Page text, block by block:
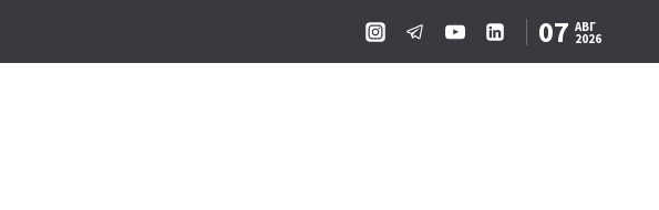
07 АВГ
2026